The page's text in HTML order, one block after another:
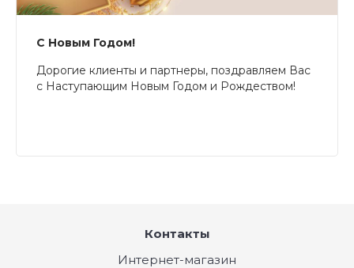
С Новым Годом!
Дорогие клиенты и партнеры, поздравляем Вас
с Наступающим Новым Годом и Рождеством!
Контакты
Интернет-магазин